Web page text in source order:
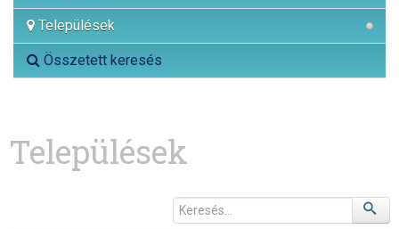
Települések
Összetett keresés
Települések